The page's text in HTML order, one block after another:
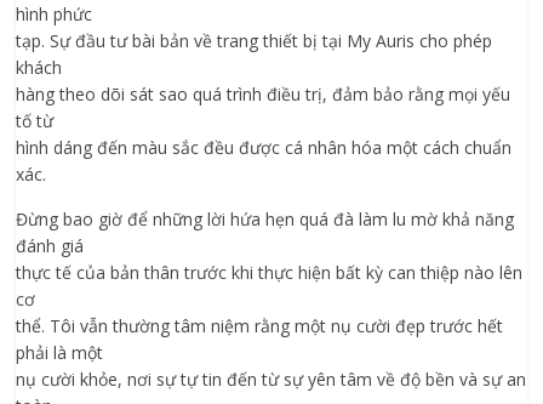
hình phức
tạp. Sự đầu tư bài bản về trang thiết bị tại My Auris cho phép
khách
hàng theo dõi sát sao quá trình điều trị, đảm bảo rằng mọi yếu
tố từ
hình dáng đến màu sắc đều được cá nhân hóa một cách chuẩn
xác.
Đừng bao giờ để những lời hứa hẹn quá đà làm lu mờ khả năng
đánh giá
thực tế của bản thân trước khi thực hiện bất kỳ can thiệp nào lên
cơ
thể. Tôi vẫn thường tâm niệm rằng một nụ cười đẹp trước hết
phải là một
nụ cười khỏe, nơi sự tự tin đến từ sự yên tâm về độ bền và sự an